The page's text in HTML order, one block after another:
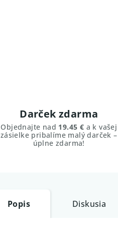
Darček zdarma
Objednajte nad 19.45 € a k vašej
zásielke pribalíme malý darček –
úplne zdarma!
Popis Diskusia